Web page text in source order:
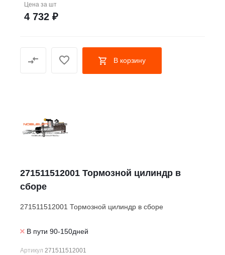
Цена за шт
4 732 ₽
В корзину
271511512001 Тормозной цилиндр в
сборе
271511512001 Тормозной цилиндр в сборе
В пути 90-150дней
Артикул 271511512001